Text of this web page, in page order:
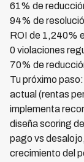
61% de
94% de
ROI de 1,240%
0 violaciones
70% de
Tu próximo
actual (rentas
implementa
diseña scoring
pago vs
crecimiento del